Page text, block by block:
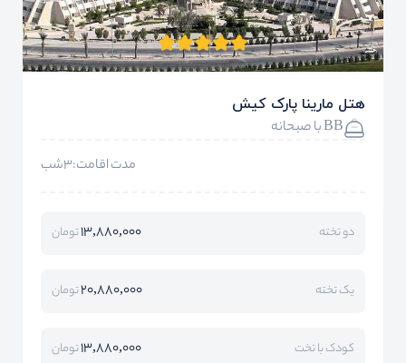
هتل مارینا پارک کیش
BB با صبحانه
مدت اقامت:3شب
دو تخته 13,880,000تومان
یک تخته 20,880,000تومان
کودک با تخت 13,880,000تومان